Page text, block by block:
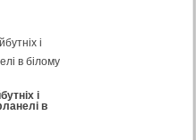
і
в